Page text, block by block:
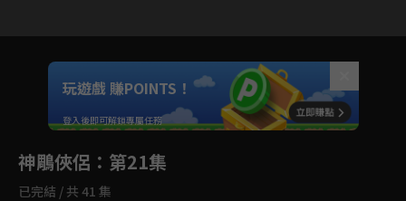
Unmute
如有不便請見諒
玩遊戲 賺POINTS！
登入後即可解鎖專屬任務
神鵰俠侶 ：第21集
已完結 / 共 41 集